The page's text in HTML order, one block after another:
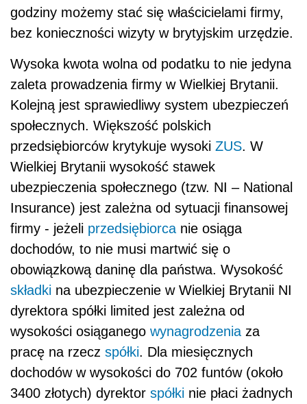
godziny możemy stać się właścicielami firmy,
bez konieczności wizyty w brytyjskim urzędzie.
Wysoka kwota wolna od podatku to nie jedyna
zaleta prowadzenia firmy w Wielkiej Brytanii.
Kolejną jest sprawiedliwy system ubezpieczeń
społecznych. Większość polskich
przedsiębiorców krytykuje wysoki ZUS. W
Wielkiej Brytanii wysokość stawek
ubezpieczenia społecznego (tzw. NI – National
Insurance) jest zależna od sytuacji finansowej
firmy - jeżeli przedsiębiorca nie osiąga
dochodów, to nie musi martwić się o
obowiązkową daninę dla państwa. Wysokość
składki na ubezpieczenie w Wielkiej Brytanii NI
dyrektora spółki limited jest zależna od
wysokości osiąganego wynagrodzenia za
pracę na rzecz spółki. Dla miesięcznych
dochodów w wysokości do 702 funtów (około
3400 złotych) dyrektor spółki nie płaci żadnych